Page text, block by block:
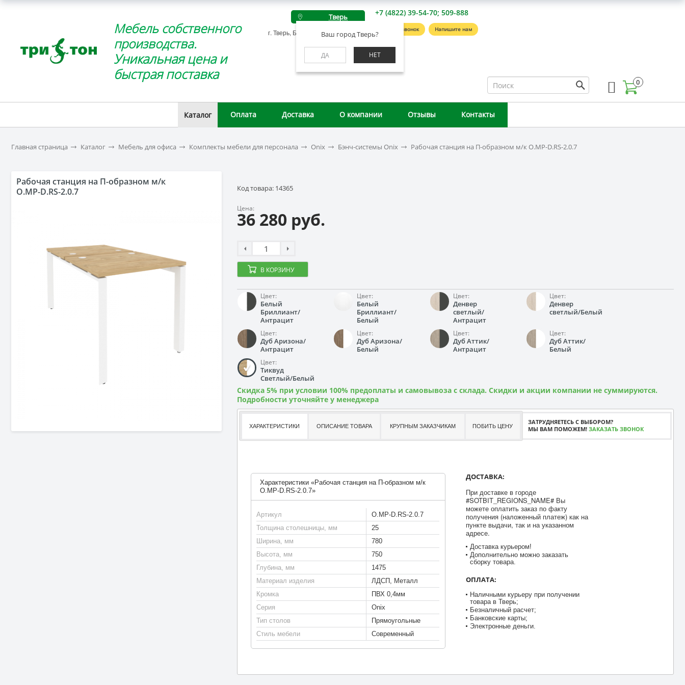
Мебель собственного
производства.
Уникальная цена и
быстрая поставка
Тверь
Ваш город Тверь?
ДА НЕТ
г. Тверь, Беляковский пер., д. 46А
+7 (4822) 39-54-70; 509-888
Заказать звонок Напишите нам
0
Каталог Оплата Доставка О компании Отзывы Контакты
Главная страница Каталог Мебель для офиса Комплекты мебели для персонала Onix Бэнч-системы Onix Рабочая станция на П-образном м/к O.MP-D.RS-2.0.7
Рабочая станция на П-образном м/к
O.MP-D.RS-2.0.7
Код товара: 14365
Цена:
36 280 руб.
В КОРЗИНУ
Цвет:
Белый
Бриллиант/
Антрацит
Цвет:
Белый
Бриллиант/
Белый
Цвет:
Денвер
светлый/
Антрацит
Цвет:
Денвер
светлый/Белый
Цвет:
Дуб Аризона/
Антрацит
Цвет:
Дуб Аризона/
Белый
Цвет:
Дуб Аттик/
Антрацит
Цвет:
Дуб Аттик/
Белый
Цвет:
Тиквуд
Светлый/Белый
Скидка 5% при условии 100% предоплаты и самовывоза с склада. Скидки и акции компании не суммируются.
Подробности уточняйте у менеджера
ХАРАКТЕРИСТИКИ ОПИСАНИЕ ТОВАРА КРУПНЫМ ЗАКАЗЧИКАМ ПОБИТЬ ЦЕНУ
ЗАТРУДНЯЕТЕСЬ С ВЫБОРОМ?
МЫ ВАМ ПОМОЖЕМ! ЗАКАЗАТЬ ЗВОНОК
Характеристики «Рабочая станция на П-образном м/к
O.MP-D.RS-2.0.7»
Артикул
O.MP-D.RS-2.0.7
Толщина столешницы, мм
25
Ширина, мм
780
Высота, мм
750
Глубина, мм
1475
Материал изделия
ЛДСП, Металл
Кромка
ПВХ 0,4мм
Серия
Onix
Тип столов
Прямоугольные
Стиль мебели
Современный
ДОСТАВКА:
При доставке в городе
#SOTBIT_REGIONS_NAME# Вы
можете оплатить заказ по факту
получения (наложенный платеж) как на
пункте выдачи, так и на указанном
адресе.
Доставка курьером!
Дополнительно можно заказать
сборку товара.
ОПЛАТА:
Наличными курьеру при получении
товара в Тверь;
Безналичный расчет;
Банковские карты;
Электронные деньги.